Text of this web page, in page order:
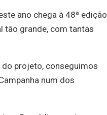
ano chega à 48ª edição
tão grande, com tantas
do projeto, conseguimos
num dos